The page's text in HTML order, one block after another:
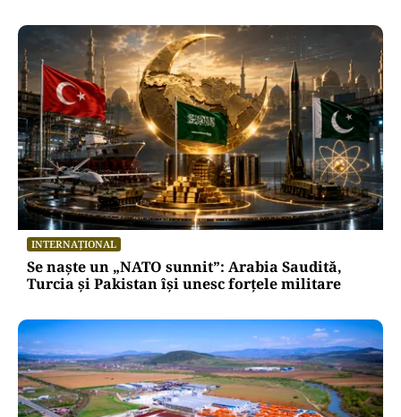
INTERNAȚIONAL
Se naște un „NATO sunnit”: Arabia Saudită,
Turcia și Pakistan își unesc forțele militare